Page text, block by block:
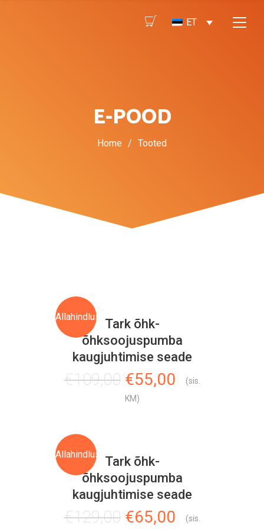
ET
E-POOD
Home / Tooted
Allahindlus!
Tark õhk-
õhksoojuspumba
kaugjuhtimise seade
€109,00 Algne
hind
€55,00Current
(sis.
KM)
Allahindlus!
Tark õhk-
õhksoojuspumba
kaugjuhtimise seade
€129,00 Algne
€65,00Current
(sis.